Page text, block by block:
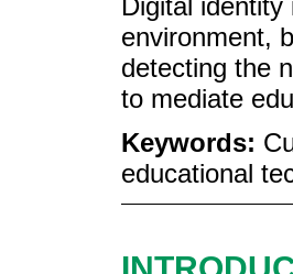
environment,
detecting the
to mediate
Keywords:
educational